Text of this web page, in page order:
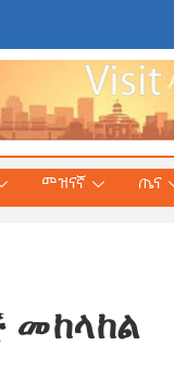
መዝናኛ
ጤና
መከላከል